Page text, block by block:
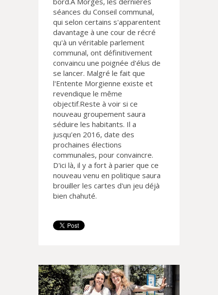
séances du Conseil communal,
qui selon certains s'apparentent
davantage à une cour de récré
qu'à un véritable parlement
communal, ont définitivement
convaincu une poignée d'élus de
se lancer. Malgré le fait que
l'Entente Morgienne existe et
revendique le même
objectif.Reste à voir si ce
nouveau groupement saura
séduire les habitants. Il a
jusqu'en 2016, date des
prochaines élections
communales, pour convaincre.
D'ici là, il y a fort à parier que ce
nouveau venu en politique saura
brouiller les cartes d'un jeu déjà
bien chahuté.